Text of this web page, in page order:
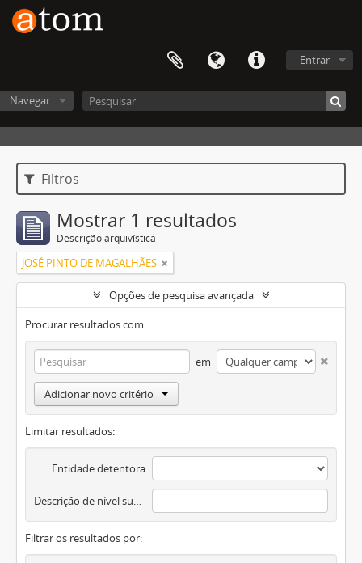
Entrar
Navegar
Filtros
Mostrar 1 resultados
Descrição arquivística
JOSÉ PINTO DE MAGALHÃES
Opções de pesquisa avançada
Procurar resultados com:
em
Adicionar novo critério
Limitar resultados:
Entidade detentora
Descrição de nível superior
Filtrar os resultados por: